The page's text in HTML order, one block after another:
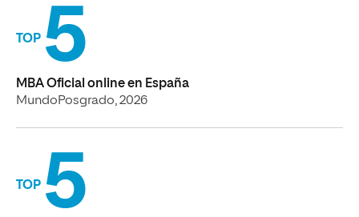
TOP 5
MBA Oficial online en España
MundoPosgrado, 2026
TOP 5